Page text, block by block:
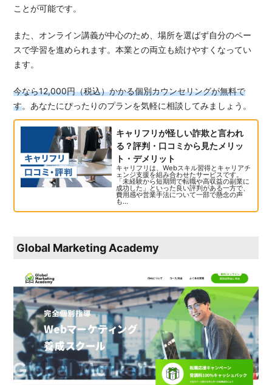
ことが可能です。
また、オンライン講義が中心のため、場所を選ばず自分のペー
スで学習を進められます。本業との両立も続けやすくなってい
ます。
今なら12,000円（税込）かかる個別カウンセリングが無料で
す。あなたにぴったりのプランを気軽に相談してみましょう。
キャリフリが怪しい詐欺と言われ
る？評判・口コミから見たメリッ
ト・デメリット
キャリフリは、Webスキル習得とキャリアチ
ェンジ支援を組み合わせたサービスです。
「未経験から短期間で転職や高収益の副業に
成功した」といった良い評判がある一方で、
費用感や営業手法について一部で懸念の声
も...
Global Marketing Academy